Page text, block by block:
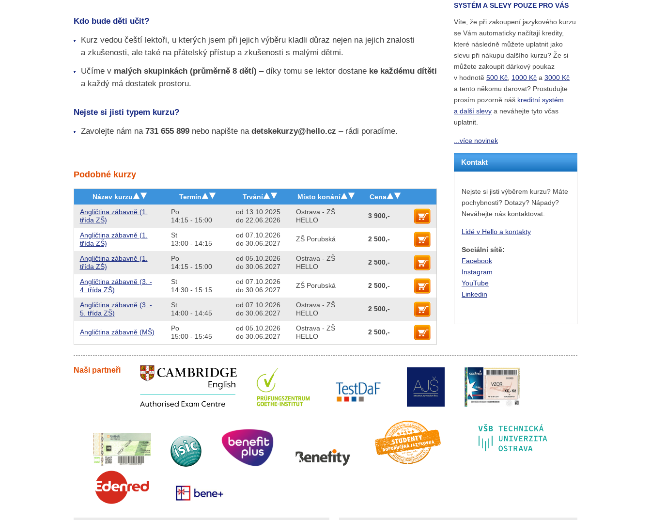
Kdo bude děti učit?
Kurz vedou čeští lektoři, u kterých jsem při jejich výběru kladli důraz nejen na jejich znalosti
a zkušenosti, ale také na přátelský přístup a zkušenosti s malými dětmi.
Učíme v malých skupinkách (průměrně 8 dětí) – díky tomu se lektor dostane ke každému dítěti
a každý má dostatek prostoru.
Nejste si jisti typem kurzu?
Zavolejte nám na 731 655 899 nebo napište na detskekurzy@hello.cz – rádi poradíme.
Podobné kurzy
Název kurzu Termín Trvání Místo konání
Cena
Angličtina zábavně (1.
třída ZŠ)
Po
14:15 - 15:00
od 13.10.2025
do 22.06.2026
Ostrava - ZŠ
HELLO
3 900,-
Angličtina zábavně (1.
třída ZŠ)
St
13:00 - 14:15
od 07.10.2026
do 30.06.2027
ZŠ Porubská 2 500,-
Angličtina zábavně (1.
třída ZŠ)
Po
14:15 - 15:00
od 05.10.2026
do 30.06.2027
Ostrava - ZŠ
HELLO
2 500,-
Angličtina zábavně (3. -
4. třída ZŠ)
St
14:30 - 15:15
od 07.10.2026
do 30.06.2027
ZŠ Porubská 2 500,-
Angličtina zábavně (3. -
5. třída ZŠ)
St
14:00 - 14:45
od 07.10.2026
do 30.06.2027
Ostrava - ZŠ
HELLO
2 500,-
Angličtina zábavně (MŠ)
Po
15:00 - 15:45
od 05.10.2026
do 30.06.2027
Ostrava - ZŠ
HELLO
2 500,-
SYSTÉM A SLEVY POUZE PRO VÁS
Víte, že při zakoupení jazykového kurzu
se Vám automaticky načítají kredity,
které následně můžete uplatnit jako
slevu při nákupu dalšího kurzu? Že si
můžete zakoupit dárkový poukaz
v hodnotě 500 Kč, 1000 Kč a 3000 Kč
a tento někomu darovat? Prostudujte
prosím pozorně náš kreditní systém
a další slevy a neváhejte tyto včas
uplatnit.
...více novinek
Kontakt
Nejste si jisti výběrem kurzu? Máte
pochybnosti? Dotazy? Nápady?
Neváhejte nás kontaktovat.
Lidé v Hello a kontakty
Sociální sítě:
Facebook
Instagram
YouTube
Linkedin
Naši partneři